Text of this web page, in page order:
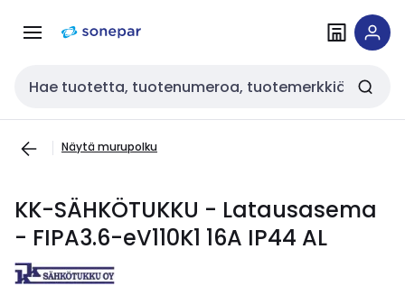
navigointiinsisältöön
Haku
Näytä murupolku
KK-SÄHKÖTUKKU - Latausasema
- FIPA3.6-eV110K1 16A IP44 AL